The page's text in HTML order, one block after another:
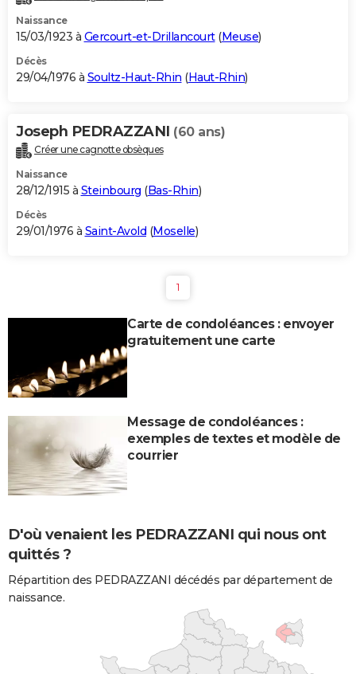
Naissance
15/03/1923 à Gercourt-et-Drillancourt(Meuse)
Décès
29/04/1976 à Soultz-Haut-Rhin (Haut-Rhin)
Joseph PEDRAZZANI (60 ans)
Créer une cagnotte obsèques
Naissance
28/12/1915 à Steinbourg (Bas-Rhin)
Décès
29/01/1976 à Saint-Avold (Moselle)
1
Carte de condoléances : envoyer
gratuitement une carte
Message de condoléances :
exemples de textes et modèle de
courrier
D'où venaient les PEDRAZZANI qui nous ont
quittés ?
Répartition des PEDRAZZANI décédés par département de
naissance.